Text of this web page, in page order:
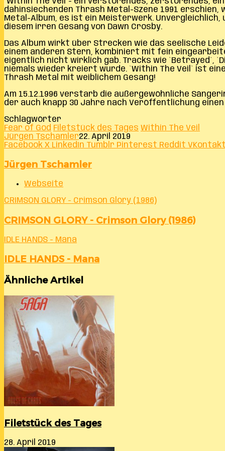
dahinsiechenden Thrash Metal-Szene 1991
Metal-Album, es ist ein Meisterwerk.
diesem irren Gesang von Dawn Crosby.
Das Album wirkt über Strecken wie das seelische
einem anderen Stern, kombiniert mit fein
eigentlich nicht wirklich gab. Tracks wie `Betrayed`,
niemals wieder kreiert wurde. `Within The Veil` ist
Thrash Metal mit weiblichem Gesang!
Am 15.12.1996 verstarb die außergewöhnliche
der auch knapp 30 Jahre nach Veröffentlichung
Schlagwörter
Fear of God Filetstück des Tages Within The Veil
Jürgen Tschamler22. April 2019
Facebook X LinkedIn Tumblr Pinterest Reddit
Jürgen Tschamler
Webseite
CRIMSON GLORY - Crimson Glory (1986)
CRIMSON GLORY - Crimson Glory (1986)
IDLE HANDS - Mana
IDLE HANDS - Mana
Ähnliche Artikel
Filetstück des Tages
28. April 2019